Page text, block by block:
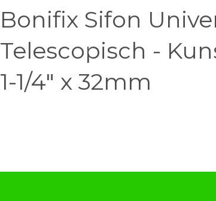
Bonifix Sifon
Telescopisch -
1-1/4" x 32mm